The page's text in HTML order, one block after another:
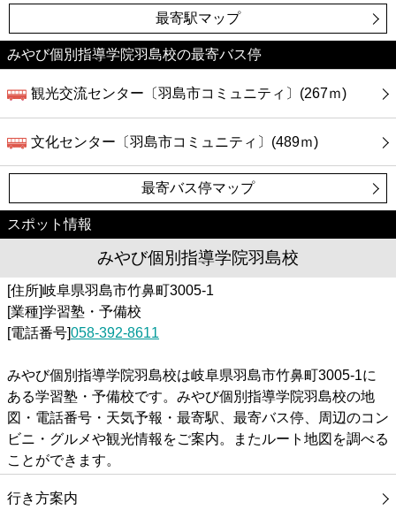
最寄駅マップ
みやび個別指導学院羽島校の最寄バス停
観光交流センター〔羽島市コミュニティ〕(267ｍ)
文化センター〔羽島市コミュニティ〕(489ｍ)
最寄バス停マップ
スポット情報
みやび個別指導学院羽島校
[住所]岐阜県羽島市竹鼻町3005-1
[業種]学習塾・予備校
[電話番号]058-392-8611
みやび個別指導学院羽島校は岐阜県羽島市竹鼻町3005-1に
ある学習塾・予備校です。みやび個別指導学院羽島校の地
図・電話番号・天気予報・最寄駅、最寄バス停、周辺のコン
ビニ・グルメや観光情報をご案内。またルート地図を調べる
ことができます。
行き方案内